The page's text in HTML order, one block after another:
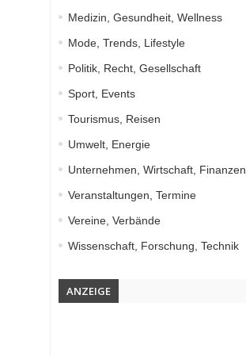
Medizin, Gesundheit, Wellness
Mode, Trends, Lifestyle
Politik, Recht, Gesellschaft
Sport, Events
Tourismus, Reisen
Umwelt, Energie
Unternehmen, Wirtschaft, Finanzen
Veranstaltungen, Termine
Vereine, Verbände
Wissenschaft, Forschung, Technik
ANZEIGE